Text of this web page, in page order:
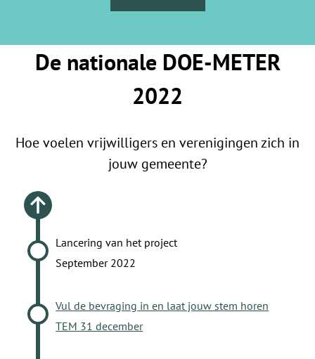
De nationale DOE-METER
2022
Hoe voelen vrijwilligers en verenigingen zich in
jouw gemeente?
Lancering van het project
September 2022
Vul de bevraging in en laat jouw stem horen
TEM 31 december